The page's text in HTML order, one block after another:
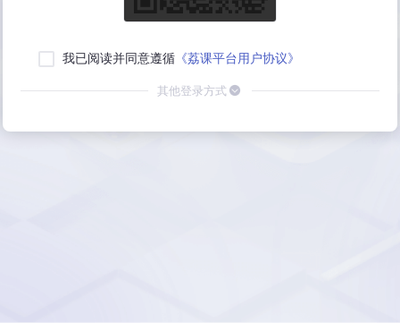
我已阅读并同意遵循 《荔课平台用户协议》
其他登录方式